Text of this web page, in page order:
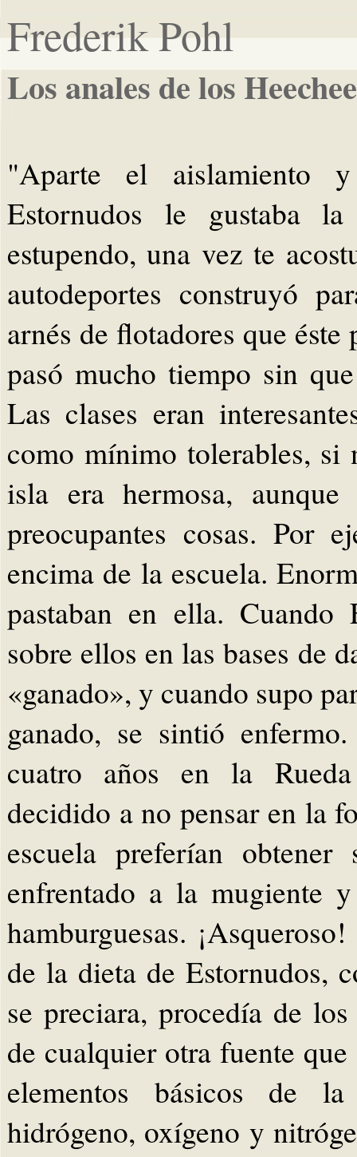
Frederik Pohl
Los anales de los
"Aparte el aislamiento
Estornudos le gustaba
estupendo, una vez te
autodeportes construyó
arnés de flotadores que
pasó mucho tiempo sin
Las clases eran
como mínimo tolerables, si
isla era hermosa,
preocupantes cosas. Por
encima de la escuela.
pastaban en ella. Cuando
sobre ellos en las bases de
«ganado», y cuando supo
ganado, se sintió
cuatro años en la
decidido a no pensar en la
escuela preferían
enfrentado a la mugiente
hamburguesas.
de la dieta de Estornudos,
se preciara, procedía de
de cualquier otra fuente
elementos básicos de
hidrógeno, oxígeno y